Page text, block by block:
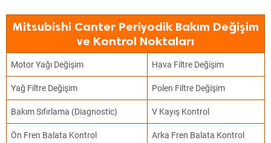
Mitsubishi Canter Periyodik Bakım Değişim
ve Kontrol Noktaları
Motor Yağı Değişim Hava Filtre Değişim
Yağ Filtre Değişim Polen Filtre Değişim
Bakım Sıfırlama (Diagnostic) V Kayış Kontrol
Ön Fren Balata Kontrol Arka Fren Balata Kontrol